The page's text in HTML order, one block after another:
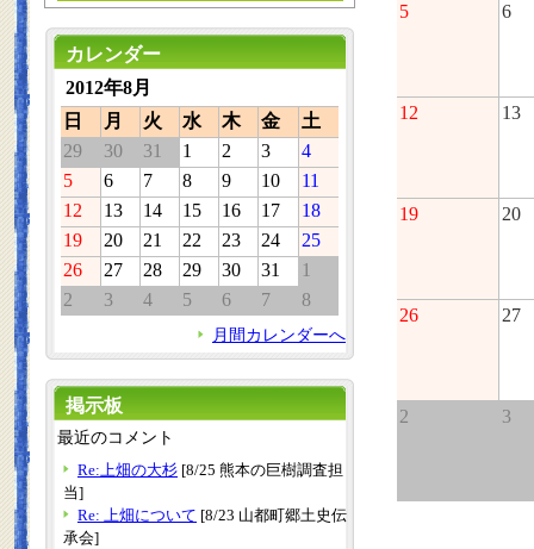
5 6
12 13
19 20
26 27
2 3
カレンダー
2012年8月
日
月 火 水 木 金
土
29
30 31 1 2 3
4
5
6 7 8 9 10
11
12
13 14 15 16 17
18
19
20 21 22 23 24
25
26
27 28 29 30 31
1
2
3 4 5 6 7 8
月間カレンダーへ
掲示板
最近のコメント
Re:上畑の大杉 [8/25 熊本の巨樹調査担
当]
Re: 上畑について [8/23 山都町郷土史伝
承会]